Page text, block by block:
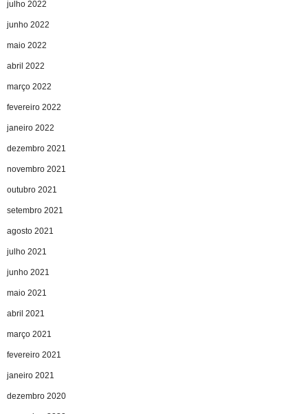
julho 2022
junho 2022
maio 2022
abril 2022
março 2022
fevereiro 2022
janeiro 2022
dezembro 2021
novembro 2021
outubro 2021
setembro 2021
agosto 2021
julho 2021
junho 2021
maio 2021
abril 2021
março 2021
fevereiro 2021
janeiro 2021
dezembro 2020